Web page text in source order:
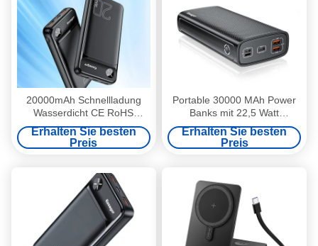
20000mAh Schnellladung
Wasserdicht CE RoHS
zertifiziert
Erhalten Sie besten
Preis
Portable 30000 MAh Power
Banks mit 22,5 Watt
Schnellladung 3 Eingabe-
Ausgabe
Erhalten Sie besten
Preis